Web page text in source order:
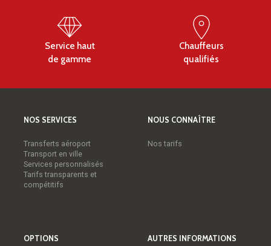
Service haut
de gamme
Chauffeurs
qualifiés
NOS SERVICES
Transferts aéroport
Transport en ville
Services personnalisés
Tarifs transparents et
compétitifs
NOUS CONNAÎTRE
Nos tarifs
OPTIONS AUTRES INFORMATIONS